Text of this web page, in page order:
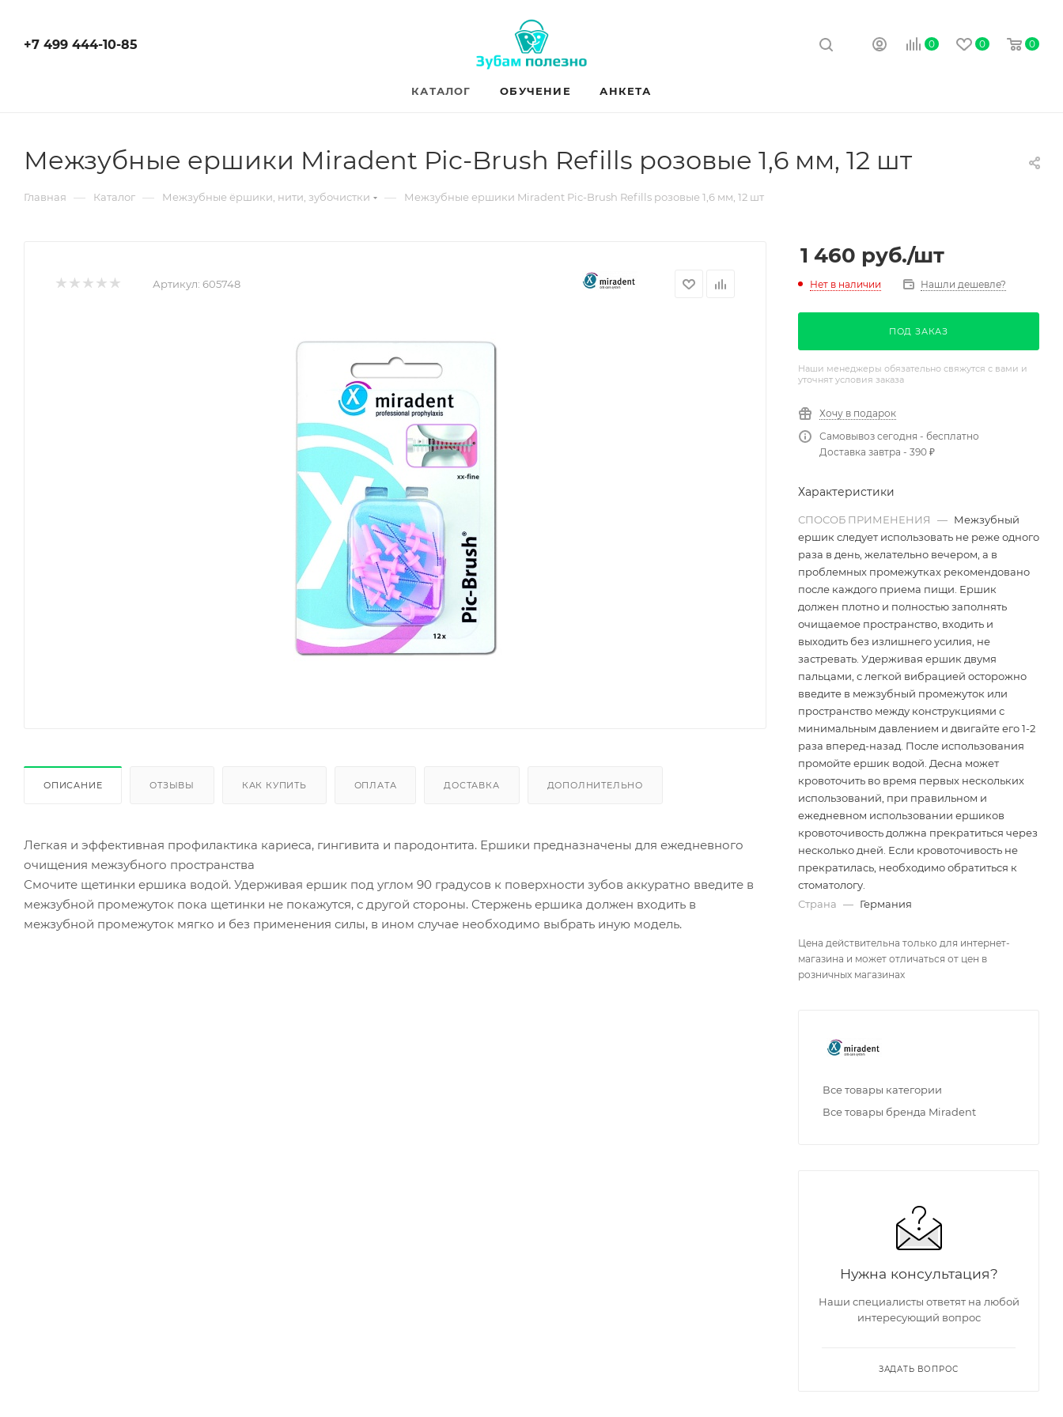
+7 499 444-10-85 0 0 0
КАТАЛОГ ОБУЧЕНИЕ АНКЕТА
Межзубные ершики Miradent Pic-Brush Refills розовые 1,6 мм, 12 шт
Главная — Каталог — Межзубные ёршики, нити, зубочистки — Межзубные ершики Miradent Pic-Brush Refills розовые 1,6 мм, 12 шт
Артикул: 605748
ОПИСАНИЕ ОТЗЫВЫ КАК КУПИТЬ ОПЛАТА ДОСТАВКА ДОПОЛНИТЕЛЬНО
Легкая и эффективная профилактика кариеса, гингивита и пародонтита. Ершики предназначены для ежедневного
очищения межзубного пространства
Смочите щетинки ершика водой. Удерживая ершик под углом 90 градусов к поверхности зубов аккуратно введите в
межзубной промежуток пока щетинки не покажутся, с другой стороны. Стержень ершика должен входить в
межзубной промежуток мягко и без применения силы, в ином случае необходимо выбрать иную модель.
1 460 руб./шт
Нет в наличии Нашли дешевле?
ПОД ЗАКАЗ
Наши менеджеры обязательно свяжутся с вами и
уточнят условия заказа
Хочу в подарок
Самовывоз сегодня - бесплатно
Доставка завтра - 390 ₽
Характеристики
СПОСОБ ПРИМЕНЕНИЯ — Межзубный
ершик следует использовать не реже одного
раза в день, желательно вечером, а в
проблемных промежутках рекомендовано
после каждого приема пищи. Ершик
должен плотно и полностью заполнять
очищаемое пространство, входить и
выходить без излишнего усилия, не
застревать. Удерживая ершик двумя
пальцами, с легкой вибрацией осторожно
введите в межзубный промежуток или
пространство между конструкциями с
минимальным давлением и двигайте его 1-2
раза вперед-назад. После использования
промойте ершик водой. Десна может
кровоточить во время первых нескольких
использований, при правильном и
ежедневном использовании ершиков
кровоточивость должна прекратиться через
несколько дней. Если кровоточивость не
прекратилась, необходимо обратиться к
стоматологу.
Страна — Германия
Цена действительна только для интернет-
магазина и может отличаться от цен в
розничных магазинах
Все товары категории
Все товары бренда Miradent
Нужна консультация?
Наши специалисты ответят на любой
интересующий вопрос
ЗАДАТЬ ВОПРОС